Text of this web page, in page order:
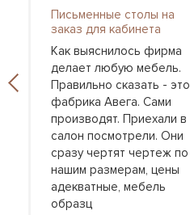
Письменные столы на
заказ для кабинета
Как выяснилось фирма
делает любую мебель.
Правильно сказать - это
фабрика Авега. Сами
производят. Приехали в
салон посмотрели. Они
сразу чертят чертеж по
нашим размерам, цены
адекватные, мебель
образц